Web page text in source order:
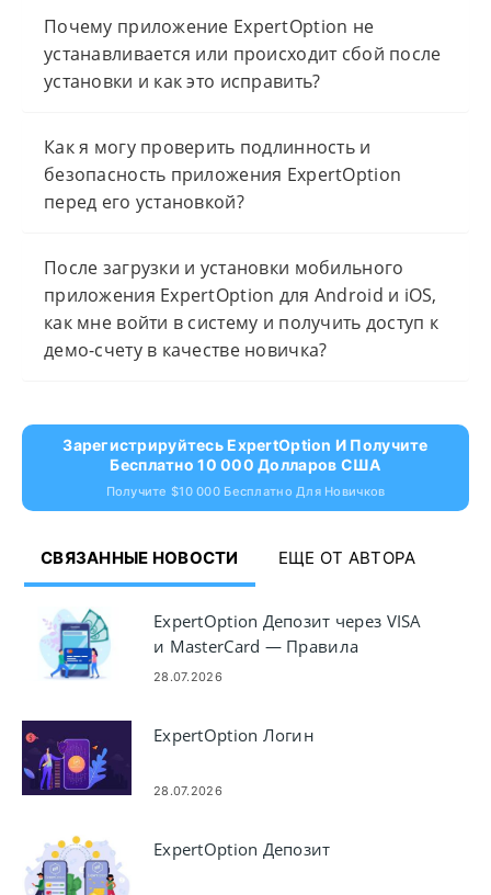
Почему приложение ExpertOption не
устанавливается или происходит сбой после
установки и как это исправить?
Как я могу проверить подлинность и
безопасность приложения ExpertOption
перед его установкой?
После загрузки и установки мобильного
приложения ExpertOption для Android и iOS,
как мне войти в систему и получить доступ к
демо-счету в качестве новичка?
Зарегистрируйтесь ExpertOption И Получите
Бесплатно 10 000 Долларов США
Получите $10 000 Бесплатно Для Новичков
СВЯЗАННЫЕ НОВОСТИ ЕЩЕ ОТ АВТОРА
ExpertOption Депозит через VISA
и MasterCard — Правила
пополнения карты
28.07.2026
ExpertOption Логин
28.07.2026
ExpertOption Депозит